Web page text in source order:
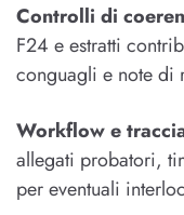
Controlli di
F24 e estratti
conguagli e note di
Workflow e
allegati probatori,
per eventuali